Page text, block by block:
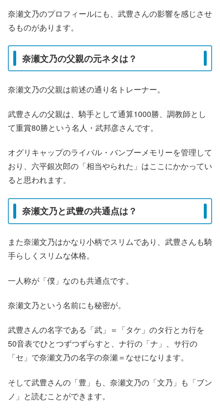
奈瀬文乃のプロフィールにも、武豊さんの影響を感じさせ
るものがあります。
奈瀬文乃の父親の元ネタは？
奈瀬文乃の父親は前述の通り名トレーナー。
武豊さんの父親は、騎手として通算1000勝、調教師とし
て重賞80勝という名人・武邦彦さんです。
オグリキャップのライバル・バンブーメモリーを管理して
おり、六平銀次郎の「相当やられた」はここにかかってい
ると思われます。
奈瀬文乃と武豊の共通点は？
また奈瀬文乃はかなり小柄でスリムであり、武豊さんも騎
手らしくスリムな体格。
一人称が「僕」なのも共通点です。
奈瀬文乃という名前にも秘密が。
武豊さんの名字である「武」＝「タケ」のタ行とカ行を
50音表でひとつずつずらすと、ナ行の「ナ」、サ行の
「セ」で奈瀬文乃の名字の奈瀬＝なせになります。
そして武豊さんの「豊」も、奈瀬文乃の「文乃」も「ブン
ノ」と読むことができます。